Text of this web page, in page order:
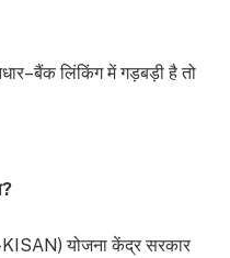
लिंकिंग में गड़बड़ी है तो
KISAN) योजना केंद्र सरकार